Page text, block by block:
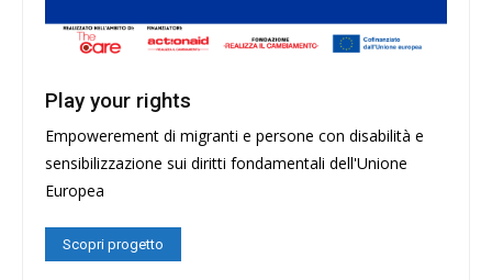
Play your rights
Empowerement di migranti e persone con disabilità e
sensibilizzazione sui diritti fondamentali dell'Unione
Europea
Scopri progetto